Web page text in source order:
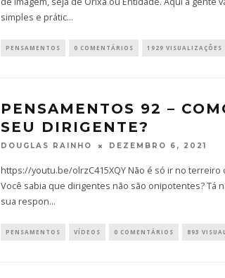
simples e prátic...
PENSAMENTOS 0 COMENTÁRIOS 1929 VISUALIZAÇÕES
PENSAMENTOS 92 –
SEU DIRIGENTE?
DOUGLAS RAINHO DEZEMBRO 6, 2021
https://youtu.be/olrzC415XQY Não é só ir no terreiro
Você sabia que dirigentes não são onipotentes? Tá
sua respon...
PENSAMENTOS VÍDEOS 0 COMENTÁRIOS 893